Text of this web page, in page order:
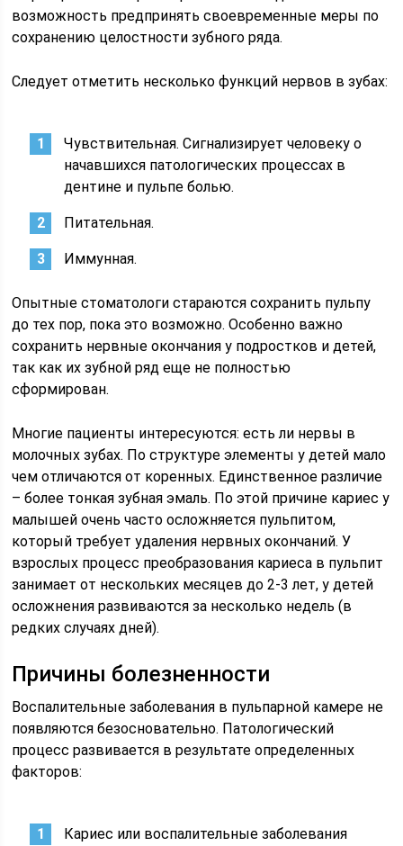
возможность предпринять своевременные меры по
сохранению целостности зубного ряда.
Следует отметить несколько функций нервов в зубах:
Чувствительная. Сигнализирует человеку о
начавшихся патологических процессах в
дентине и пульпе болью.
Питательная.
Иммунная.
Опытные стоматологи стараются сохранить пульпу
до тех пор, пока это возможно. Особенно важно
сохранить нервные окончания у подростков и детей,
так как их зубной ряд еще не полностью
сформирован.
Многие пациенты интересуются: есть ли нервы в
молочных зубах. По структуре элементы у детей мало
чем отличаются от коренных. Единственное различие
– более тонкая зубная эмаль. По этой причине кариес у
малышей очень часто осложняется пульпитом,
который требует удаления нервных окончаний. У
взрослых процесс преобразования кариеса в пульпит
занимает от нескольких месяцев до 2-3 лет, у детей
осложнения развиваются за несколько недель (в
редких случаях дней).
Причины болезненности
Воспалительные заболевания в пульпарной камере не
появляются безосновательно. Патологический
процесс развивается в результате определенных
факторов:
Кариес или воспалительные заболевания